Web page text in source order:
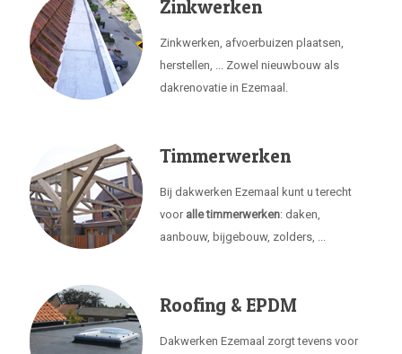
Zinkwerken
Zinkwerken, afvoerbuizen plaatsen,
herstellen, ... Zowel nieuwbouw als
dakrenovatie in Ezemaal.
Timmerwerken
Bij dakwerken Ezemaal kunt u terecht
voor alle timmerwerken: daken,
aanbouw, bijgebouw, zolders, ...
Roofing & EPDM
Dakwerken Ezemaal zorgt tevens voor